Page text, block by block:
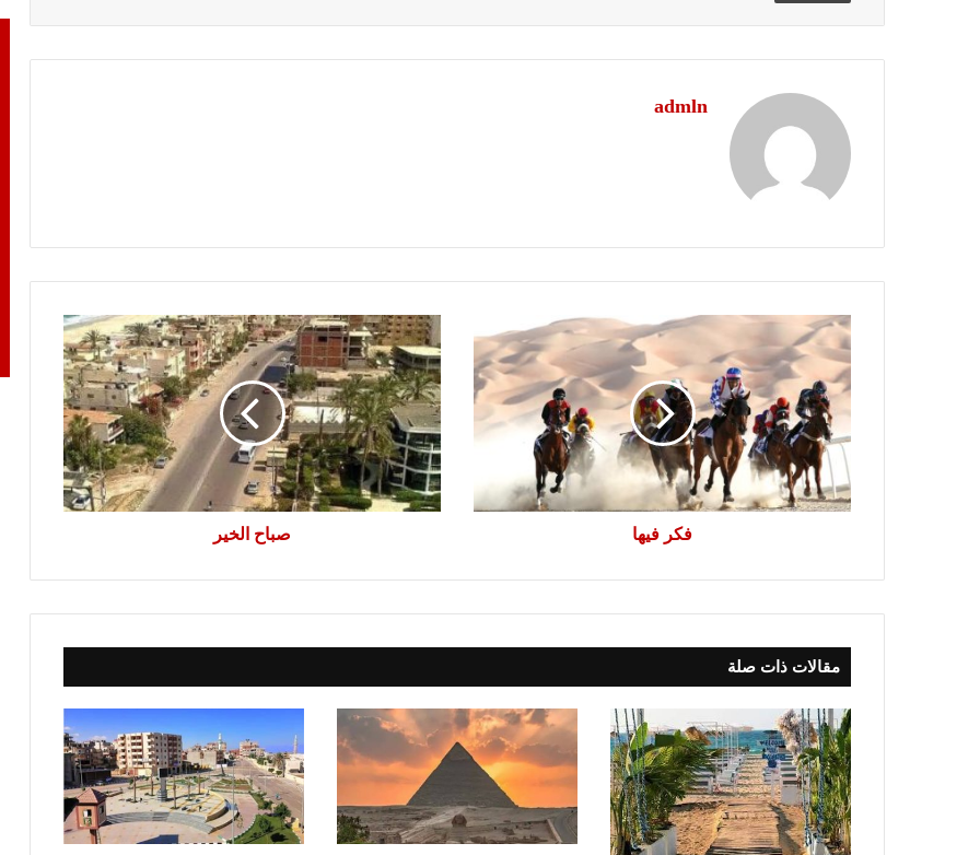
admln
فكر
فيها
فكر فيها
صباح
الخير
صباح الخير
مقالات ذات صلة